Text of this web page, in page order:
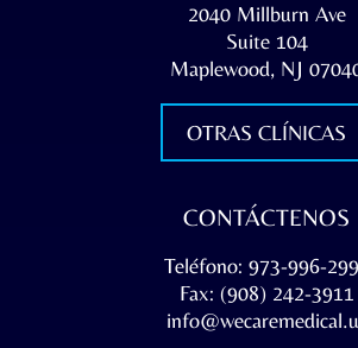
2040 Millburn Ave
Suite 104
Maplewood, NJ
OTRAS CLÍNICAS
CONTÁCTENOS
Teléfono: 973-996-
Fax: (908) 242-3911